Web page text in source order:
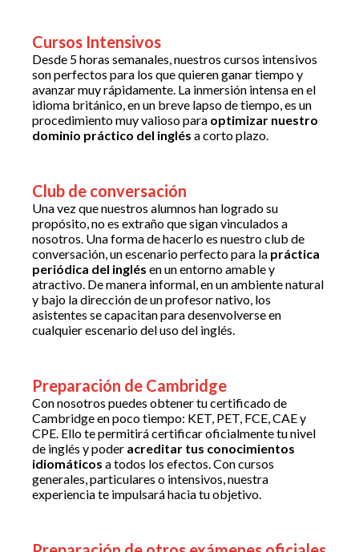
Cursos Intensivos
Desde 5 horas semanales, nuestros cursos intensivos
son perfectos para los que quieren ganar tiempo y
avanzar muy rápidamente. La inmersión intensa en el
idioma británico, en un breve lapso de tiempo, es un
procedimiento muy valioso para optimizar nuestro
dominio práctico del inglés a corto plazo.
Club de conversación
Una vez que nuestros alumnos han logrado su
propósito, no es extraño que sigan vinculados a
nosotros. Una forma de hacerlo es nuestro club de
conversación, un escenario perfecto para la práctica
periódica del inglés en un entorno amable y
atractivo. De manera informal, en un ambiente natural
y bajo la dirección de un profesor nativo, los
asistentes se capacitan para desenvolverse en
cualquier escenario del uso del inglés.
Preparación de Cambridge
Con nosotros puedes obtener tu certificado de
Cambridge en poco tiempo: KET, PET, FCE, CAE y
CPE. Ello te permitirá certificar oficialmente tu nivel
de inglés y poder acreditar tus conocimientos
idiomáticos a todos los efectos. Con cursos
generales, particulares o intensivos, nuestra
experiencia te impulsará hacia tu objetivo.